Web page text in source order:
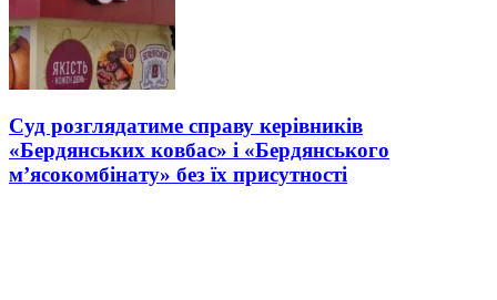
Суд розглядатиме справу керівників
«Бердянських ковбас» і «Бердянського
м’ясокомбінату» без їх присутності